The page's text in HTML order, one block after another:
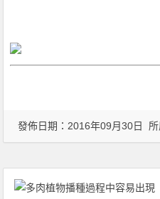
發佈日期：2016年09月30日 所